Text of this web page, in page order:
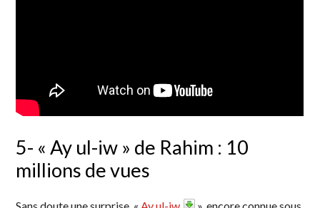
5- « Ay ul-iw » de Rahim : 10
millions de vues